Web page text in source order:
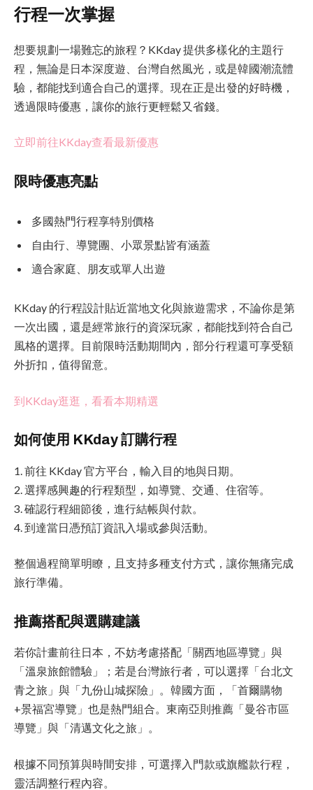
行程一次掌握
想要規劃一場難忘的旅程？KKday 提供多樣化的主題行
程，無論是日本深度遊、台灣自然風光，或是韓國潮流體
驗，都能找到適合自己的選擇。現在正是出發的好時機，
透過限時優惠，讓你的旅行更輕鬆又省錢。
立即前往KKday查看最新優惠
限時優惠亮點
多國熱門行程享特別價格
自由行、導覽團、小眾景點皆有涵蓋
適合家庭、朋友或單人出遊
KKday 的行程設計貼近當地文化與旅遊需求，不論你是第
一次出國，還是經常旅行的資深玩家，都能找到符合自己
風格的選擇。目前限時活動期間內，部分行程還可享受額
外折扣，值得留意。
到KKday逛逛，看看本期精選
如何使用 KKday 訂購行程
1. 前往 KKday 官方平台，輸入目的地與日期。
2. 選擇感興趣的行程類型，如導覽、交通、住宿等。
3. 確認行程細節後，進行結帳與付款。
4. 到達當日憑預訂資訊入場或參與活動。
整個過程簡單明瞭，且支持多種支付方式，讓你無痛完成
旅行準備。
推薦搭配與選購建議
若你計畫前往日本，不妨考慮搭配「關西地區導覽」與
「溫泉旅館體驗」；若是台灣旅行者，可以選擇「台北文
青之旅」與「九份山城探險」。韓國方面，「首爾購物
+景福宮導覽」也是熱門組合。東南亞則推薦「曼谷市區
導覽」與「清邁文化之旅」。
根據不同預算與時間安排，可選擇入門款或旗艦款行程，
靈活調整行程內容。